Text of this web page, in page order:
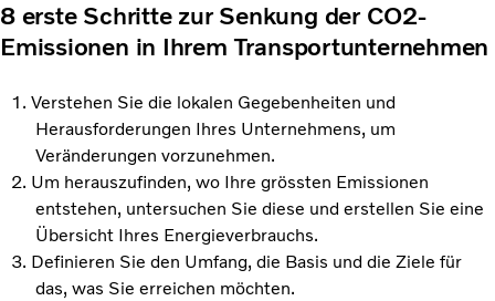
8 erste Schritte zur Senkung der CO2-
Emissionen in Ihrem Transportunternehmen
Verstehen Sie die lokalen Gegebenheiten und
Herausforderungen Ihres Unternehmens, um
Veränderungen vorzunehmen.
Um herauszufinden, wo Ihre grössten Emissionen
entstehen, untersuchen Sie diese und erstellen Sie eine
Übersicht Ihres Energieverbrauchs.
Definieren Sie den Umfang, die Basis und die Ziele für
das, was Sie erreichen möchten.